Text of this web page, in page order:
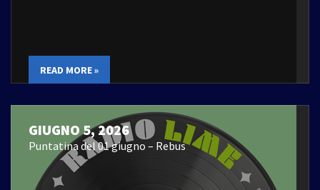
READ MORE »
GIUGNO 5, 2026
Puntatina del 01 giugno – Rebus